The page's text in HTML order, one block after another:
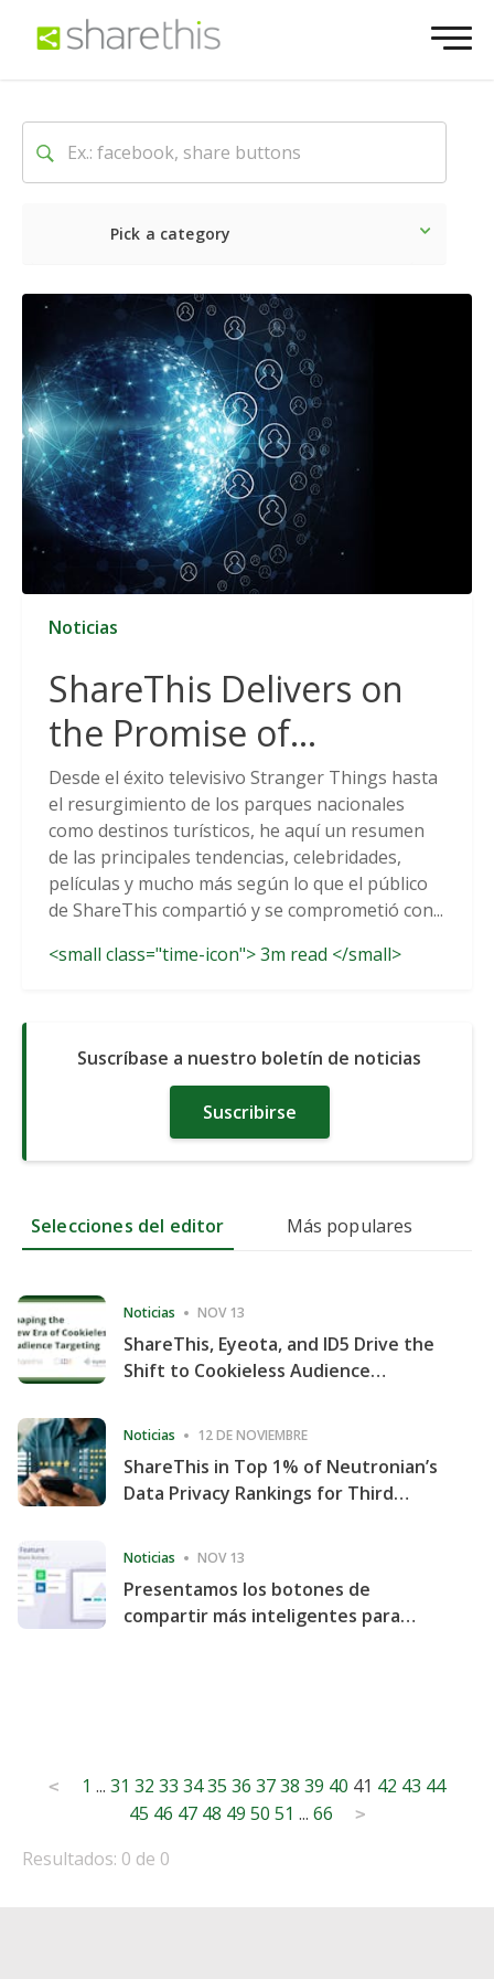
Pick a category
Lo último Social
Noticias
ShareThis Delivers on
the Promise of
Cookieless Data
Solutions
Desde el éxito televisivo Stranger Things hasta
el resurgimiento de los parques nacionales
como destinos turísticos, he aquí un resumen
de las principales tendencias, celebridades,
películas y mucho más según lo que el público
de ShareThis compartió y se comprometió con...
<small class="time-icon"> 3m read </small>
Suscríbase a nuestro boletín de noticias
Suscribirse
Selecciones del editor Más populares
Noticias NOV 13
ShareThis, Eyeota, and ID5 Drive the
Shift to Cookieless Audience
Noticias 12 DE NOVIEMBRE
ShareThis in Top 1% of Neutronian’s
Data Privacy Rankings for Third
Noticias NOV 13
Presentamos los botones de
compartir más inteligentes para
Posts
pagination
< 1 ... 31 32 33 3435 36 3738 39 40 41 42 43 44
45 46 47 48 49 50 51 ... 66 >
Resultados: 0 de 0